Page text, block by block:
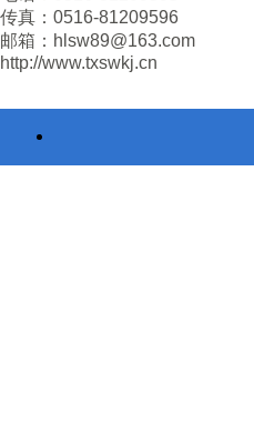
传真：0516-81209596
邮箱：hlsw89@163.com
http://www.txswkj.cn